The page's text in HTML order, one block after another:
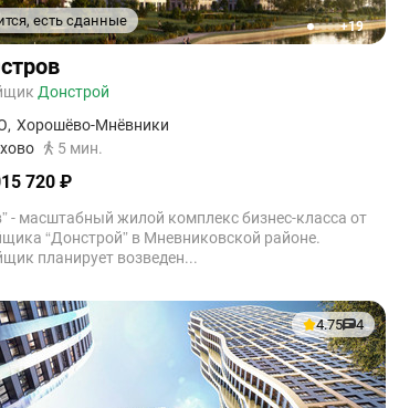
есть сданные
12345+19
Донстрой
, Хорошёво-Мнёвники
5 мин.
720 ₽
- масштабный жилой комплекс бизнес-класса от
“Донстрой” в Мневниковской районе.
планирует возведен...
4.75 4